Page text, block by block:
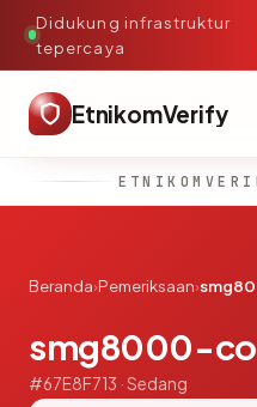
Didukung infrastruktur
tepercaya
EtnikomVerify
Beranda›Pemeriksaan›
smg8000-
#67E8F713 · Sedang